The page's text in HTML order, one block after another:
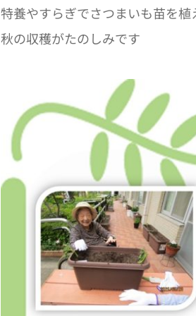
特養やすらぎでさつまいも苗を植
秋の収穫がたのしみです